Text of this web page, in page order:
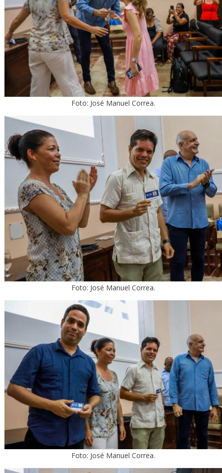
Foto: José Manuel Correa.
Foto: José Manuel Correa.
Foto: José Manuel Correa.